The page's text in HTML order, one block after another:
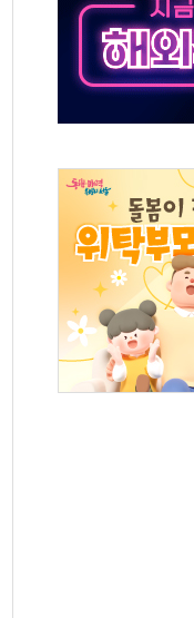
60대 나흘만에 숨진 채 발견
10대 아들 체포
정청래…제주 연설서 신